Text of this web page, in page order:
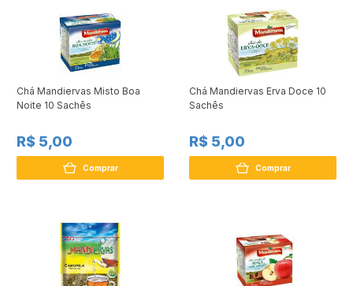
Chá Mandiervas Misto Boa
Noite 10 Sachês
R$ 5,00
Comprar
Chá Mandiervas Erva Doce 10
Sachês
R$ 5,00
Comprar